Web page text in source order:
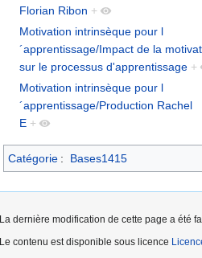
Florian Ribon +
Motivation intrinsèque pour l
´apprentissage/Impact de la
sur le processus d'apprentissage +
Motivation intrinsèque pour l
´apprentissage/Production Rachel
E +
Catégorie : Bases1415
La dernière modification de cette page a été
Le contenu est disponible sous licence